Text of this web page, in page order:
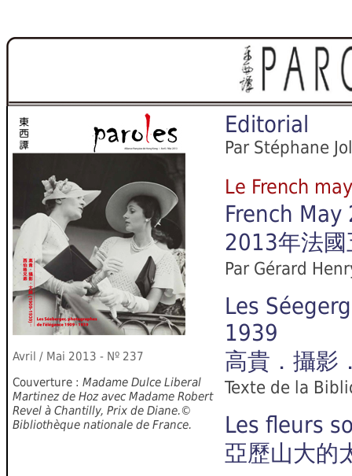
Avril / Mai 2013 - Nº 237
Couverture : Madame Dulce Liberal
Martinez de Hoz avec Madame Robert
Revel à Chantilly, Prix de Diane.©
Bibliothèque nationale de France.
Editorial
Par Stéphane
Le French
French
2013年法
Par Gérard
Les
1939
高貴．攝影
Texte de la
Les fleurs
亞歷山大的